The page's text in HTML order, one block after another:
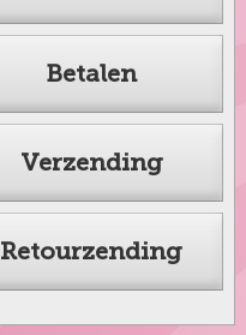
Betalen
Verzending
Retourzending